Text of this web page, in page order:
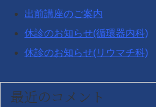
出前講座のご案内
休診のお知らせ(循環器内科)
休診のお知らせ(リウマチ科)
最近のコメント